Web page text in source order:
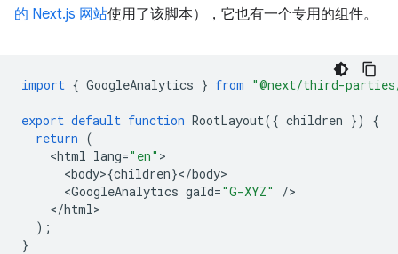
的 Next.js 网站使用了该脚本），它也有一个专用的组件。
import { GoogleAnalytics } from "@next/third-
export default function RootLayout({ children })
{
return (
<html lang="en"
<body>{children}</body
<GoogleAnalytics gaId="G-XYZ" /
</html
);
}